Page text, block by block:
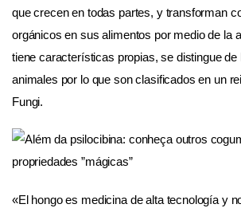
que crecen en todas partes, y transforman
orgánicos en sus alimentos por medio de la
tiene características propias, se distingue de
animales por lo que son clasificados en un
Fungi.
«El hongo es medicina de alta tecnología y